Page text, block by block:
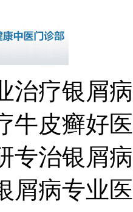
治疗银屑
牛皮癣好
专治银屑
屑病专业